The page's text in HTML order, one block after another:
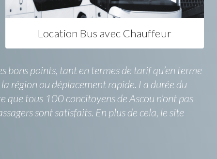
Location Bus avec Chauffeur
points, tant en termes de tarif qu’en terme
région ou déplacement rapide. La durée du
tous 100 concitoyens de Ascou n’ont pas
sont satisfaits. En plus de cela, le site